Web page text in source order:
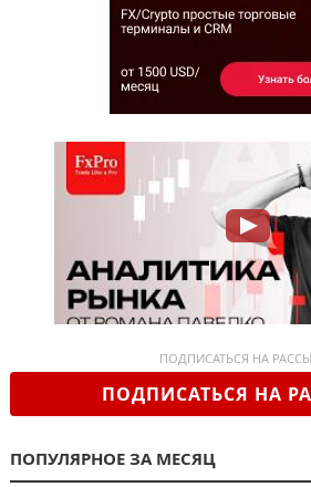
ПОДПИСАТЬСЯ НА
ПОДПИСАТЬСЯ НА
ПОПУЛЯРНОЕ ЗА МЕСЯЦ